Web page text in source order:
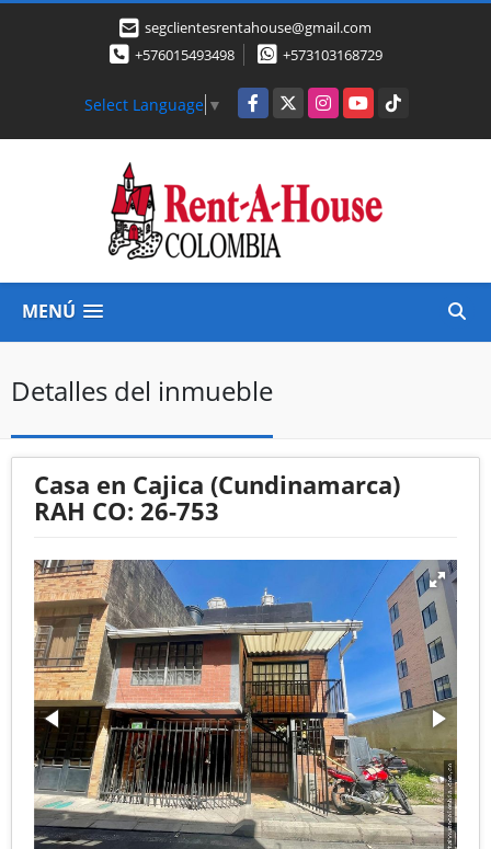
segclientesrentahouse@gmail.com
+576015493498
+573103168729
Select Language ▼ Facebook
X InstagramYouTubeTikTok
MENÚ
Detalles del inmueble
Casa en Cajica (Cundinamarca)
RAH CO: 26-753